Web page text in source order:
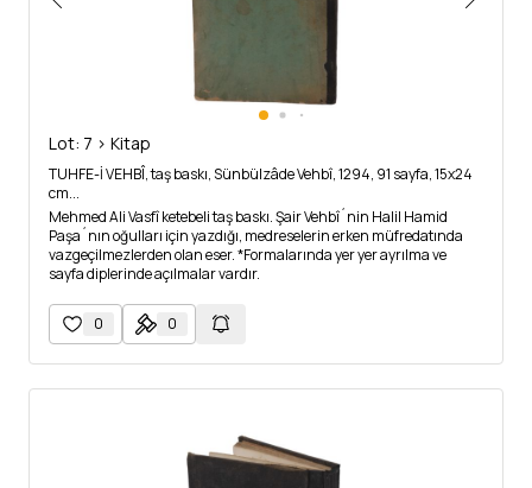
Lot: 7 > Kitap
TUHFE-İ VEHBÎ, taş baskı, Sünbülzâde Vehbî, 1294, 91 sayfa, 15x24
cm...
Mehmed Ali Vasfî ketebeli taş baskı. Şair Vehbî´nin Halil Hamid
Paşa´nın oğulları için yazdığı, medreselerin erken müfredatında
vazgeçilmezlerden olan eser. *Formalarında yer yer ayrılma ve
sayfa diplerinde açılmalar vardır.
0 0